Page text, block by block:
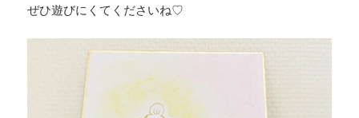
ぜひ遊びにくてくださいね♡